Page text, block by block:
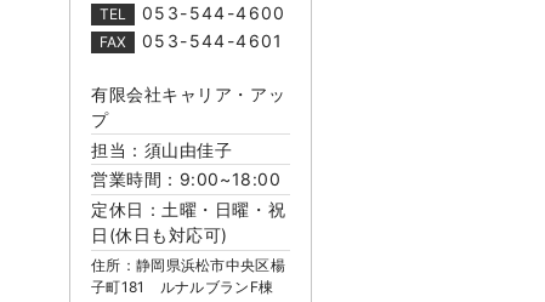
TEL 053-544-4600
FAX 053-544-4601
有限会社キャリア・アッ
プ
担当：須山由佳子
営業時間：9:00~18:00
定休日：土曜・日曜・祝
日(休日も対応可)
住所：静岡県浜松市中央区楊
子町181 ルナルブランF棟